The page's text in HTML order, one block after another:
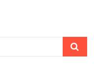
Szukaj
…